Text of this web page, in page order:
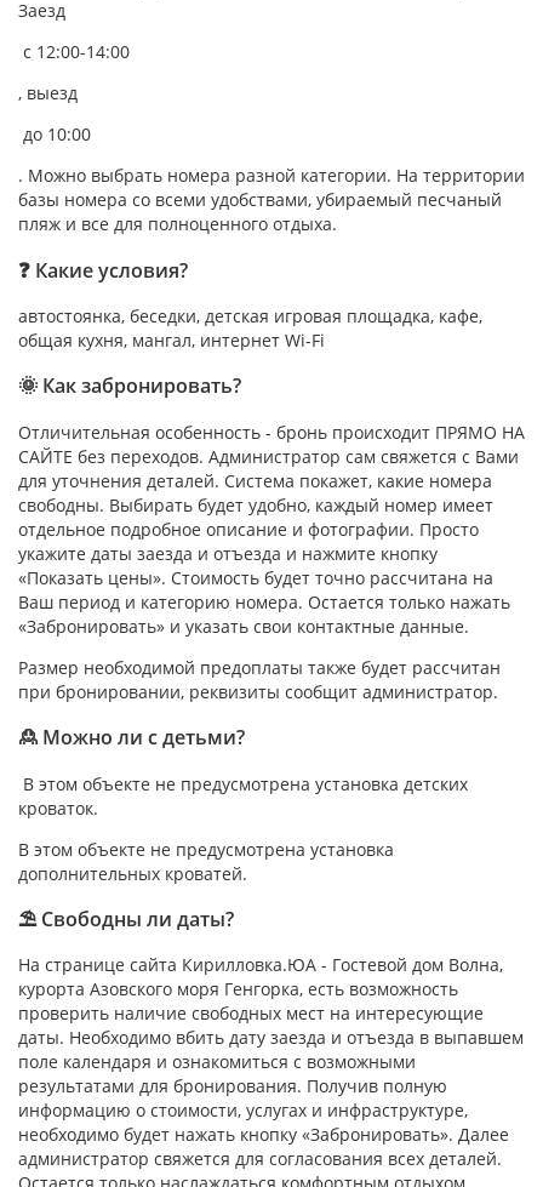
Заезд
с 12:00-14:00
, выезд
до 10:00
. Можно выбрать номера разной категории. На территории
базы номера со всеми удобствами, убираемый песчаный
пляж и все для полноценного отдыха.
❓ Какие условия?
автостоянка, беседки, детская игровая площадка, кафе,
общая кухня, мангал, интернет Wi-Fi
🌞 Как забронировать?
Отличительная особенность - бронь происходит ПРЯМО НА
САЙТЕ без переходов. Администратор сам свяжется с Вами
для уточнения деталей. Система покажет, какие номера
свободны. Выбирать будет удобно, каждый номер имеет
отдельное подробное описание и фотографии. Просто
укажите даты заезда и отъезда и нажмите кнопку
«Показать цены». Стоимость будет точно рассчитана на
Ваш период и категорию номера. Остается только нажать
«Забронировать» и указать свои контактные данные.
Размер необходимой предоплаты также будет рассчитан
при бронировании, реквизиты сообщит администратор.
🙎 Можно ли с детьми?
В этом объекте не предусмотрена установка детских
кроваток.
В этом объекте не предусмотрена установка
дополнительных кроватей.
⛱ Свободны ли даты?
На странице сайта Кирилловка.ЮА - Гостевой дом Волна,
курорта Азовского моря Генгорка, есть возможность
проверить наличие свободных мест на интересующие
даты. Необходимо вбить дату заезда и отъезда в выпавшем
поле календаря и ознакомиться с возможными
результатами для бронирования. Получив полную
информацию о стоимости, услугах и инфраструктуре,
необходимо будет нажать кнопку «Забронировать». Далее
администратор свяжется для согласования всех деталей.